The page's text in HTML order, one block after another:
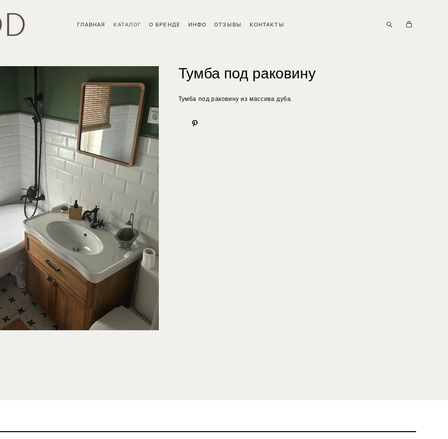
ГЛАВНАЯ КАТАЛОГ О БРЕНДЕ ИНФО ОТЗЫВЫ КОНТАКТЫ
ГЛАВНАЯ КАТАЛОГ О БРЕНДЕ ИНФО ОТЗЫВЫ КОНТАКТЫ
Тумба под раковину
Тумба под раковину из массива дуба.